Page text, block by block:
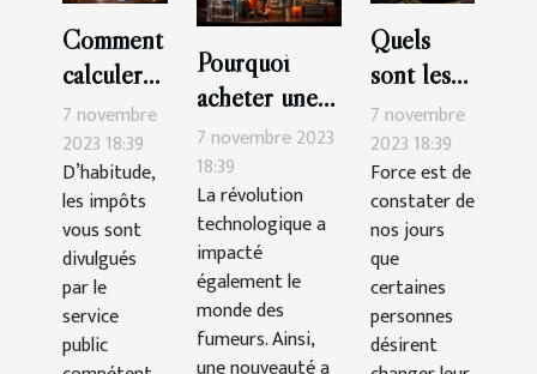
Comment
calculer
soi-même
son impôt
en
France ?
7 novembre
2023 18:39
D’habitude,
les impôts
vous sont
divulgués
par le
service
public
Pourquoi
acheter une
cigarette
électronique ?
7 novembre 2023
18:39
La révolution
technologique a
impacté
également le
monde des
fumeurs. Ainsi,
Quels
sont les
bienfaits
du thé au
CBD ?
7 novembre
2023 18:39
Force est de
constater de
nos jours
que
certaines
personnes
désirent